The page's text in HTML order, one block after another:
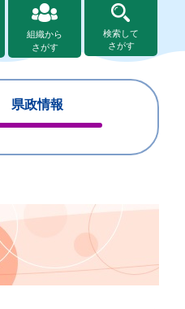
組織から
さがす
検索して
さがす
県政情報